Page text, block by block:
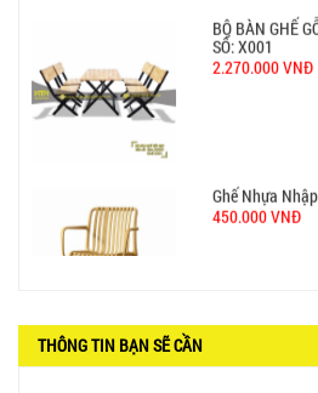
550.000 VNĐ
THÔNG TIN BẠN SẼ CẦN